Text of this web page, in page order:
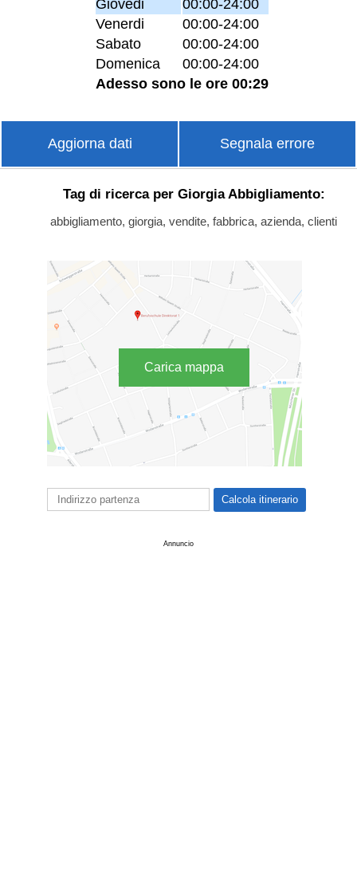
Giovedi
00:00-24:00
Venerdi
00:00-24:00
Sabato
00:00-24:00
Domenica
00:00-24:00
Adesso sono le ore 00:29
Aggiorna dati Segnala errore
Tag di ricerca per Giorgia Abbigliamento:
abbigliamento, giorgia, vendite, fabbrica, azienda, clienti
Carica mappa
Annuncio